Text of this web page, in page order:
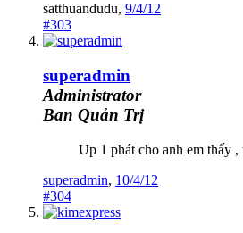
satthuandudu, 9/4/12
#303
superadmin
Administrator
Ban Quản Trị
Up 1 phát cho anh em thấy
superadmin, 10/4/12
#304